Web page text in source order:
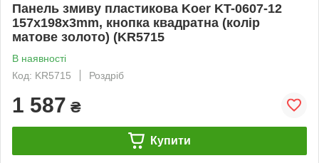
Панель змиву пластикова Koer KT-0607-12
157x198x3mm, кнопка квадратна (колір
матове золото) (KR5715
В наявності
Код: KR5715
Роздріб
1 587 ₴
Купити